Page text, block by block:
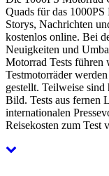
Quads für das
Storys, Nachrichten
kostenlos online. Bei
Neuigkeiten und
Motorrad Tests führen
Testmotorräder
gestellt. Teilweise
Bild. Tests aus fernen
internationalen
Reisekosten zum Test